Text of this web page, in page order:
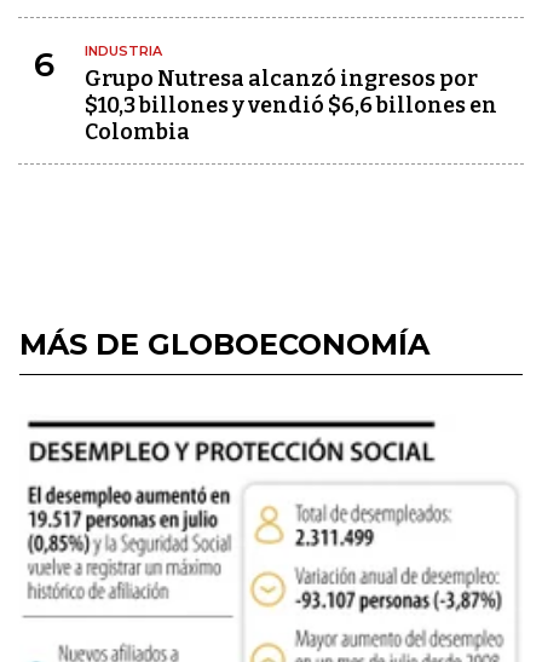
6 INDUSTRIA
Grupo Nutresa alcanzó ingresos por
$10,3 billones y vendió $6,6 billones en
Colombia
MÁS DE GLOBOECONOMÍA